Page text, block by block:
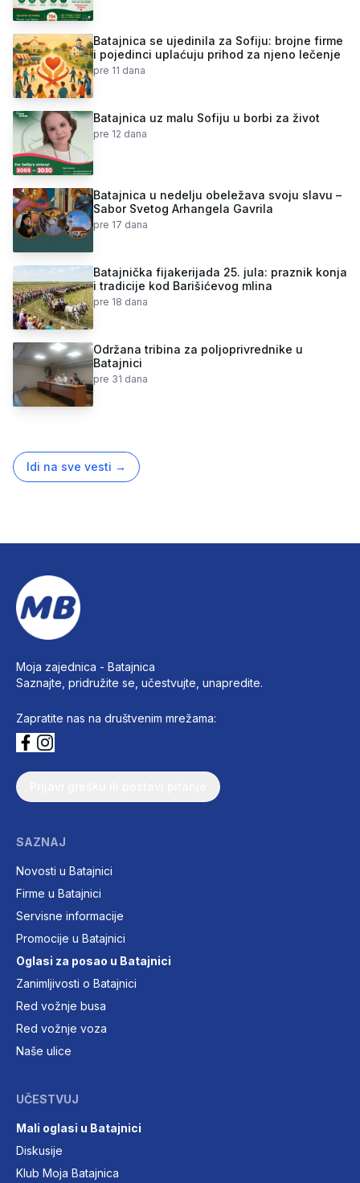
Batajnica se ujedinila za Sofiju: brojne firme
i pojedinci uplaćuju prihod za njeno lečenje
pre 11 dana
Batajnica uz malu Sofiju u borbi za život
pre 12 dana
Batajnica u nedelju obeležava svoju slavu –
Sabor Svetog Arhangela Gavrila
pre 17 dana
Batajnička fijakerijada 25. jula: praznik konja
i tradicije kod Barišićevog mlina
pre 18 dana
Održana tribina za poljoprivrednike u
Batajnici
pre 31 dana
Idi na sve vesti →
Moja zajednica - Batajnica
Saznajte, pridružite se, učestvujte, unapredite.
Zapratite nas na društvenim mrežama:
SAZNAJ
Novosti u Batajnici
Firme u Batajnici
Servisne informacije
Promocije u Batajnici
Oglasi za posao u Batajnici
Zanimljivosti o Batajnici
Red vožnje busa
Red vožnje voza
Naše ulice
UČESTVUJ
Mali oglasi u Batajnici
Diskusije
Klub Moja Batajnica